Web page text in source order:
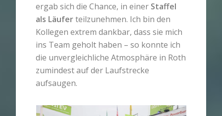
ergab sich die Chance, in einer Staffel
als Läuferteilzunehmen. Ich bin den
Kollegen extrem dankbar, dass sie mich
ins Team geholt haben – so konnte ich
die unvergleichliche Atmosphäre in Roth
zumindest auf der Laufstrecke
aufsaugen.